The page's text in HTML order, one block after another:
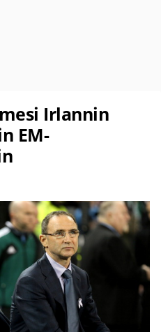
Irlannin
EM-